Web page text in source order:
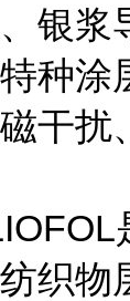
银浆
种涂
干扰
织物